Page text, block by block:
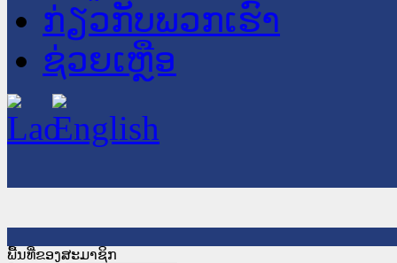
ກ່ຽວກັບພວກເຮົາ
ຊ່ວຍເຫຼືອ
ພື້ນທີ່ຂອງສະມາຊິກ